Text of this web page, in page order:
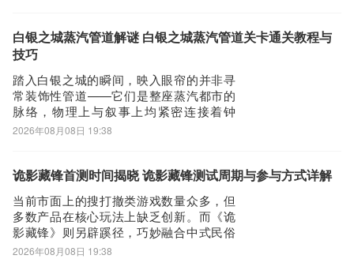
升温。以下将围绕游戏中几类核心道具展
开解析，帮助玩家深入理解其机制与实战
白银之城蒸汽管道解谜 白银之城蒸汽管道关卡通关教程与
技巧
踏入白银之城的瞬间，映入眼帘的并非寻
常装饰性管道——它们是整座蒸汽都市的
脉络，物理上与叙事上均紧密连接着钟
楼、码头及废弃工坊三大关键场景。其
键物证。以下将系统梳理该解谜流程与操
起点为钟楼，沿
2026年08月08日 19:38
诡影藏锋首测时间揭晓 诡影藏锋测试周期与参与方式详解
当前市面上的搜打撤类游戏数量众多，但
多数产品在核心玩法上缺乏创新。而《诡
影藏锋》则另辟蹊径，巧妙融合中式民俗
元素与冷兵器战斗体系，成为该细分品类
2026年08月08日 19:38